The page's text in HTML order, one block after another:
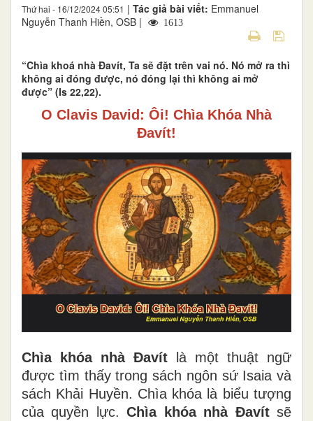
Thứ hai - 16/12/2024 05:51 | Tác giả bài viết: Emmanuel
Nguyễn Thanh Hiền, OSB |
1613
“Chìa khoá nhà Đavít, Ta sẽ đặt trên vai nó. Nó mở ra thì
không ai đóng được, nó đóng lại thì không ai mở
được” (Is 22,22).
O Clavis David: Ôi! Chìa Khóa Nhà
Đavít!
Chìa khóa nhà Đavít là một thuật ngữ
được tìm thấy trong sách ngôn sứ Isaia và
sách Khải Huyền. Chìa khóa là biểu tượng
của quyền lực.Chìa khóa nhà Đavítsẽ